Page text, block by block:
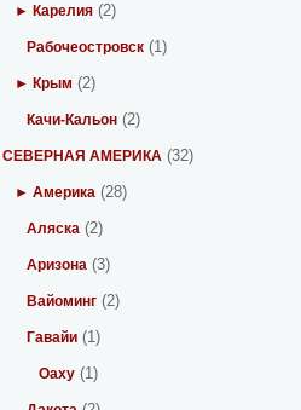
► Карелия (2)
Рабочеостровск (1)
► Крым (2)
Качи-Кальон (2)
СЕВЕРНАЯ АМЕРИКА (32)
► Америка (28)
Аляска (2)
Аризона (3)
Вайоминг (2)
Гавайи (1)
Оаху (1)